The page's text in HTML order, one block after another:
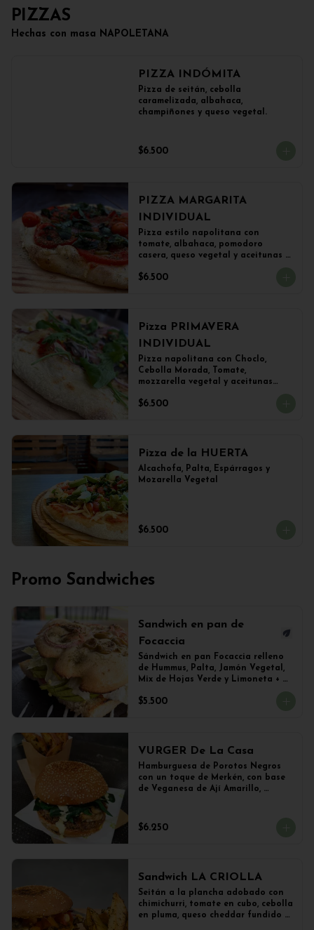
PIZZAS
Hechas con masa NAPOLETANA
PIZZA INDÓMITA
Pizza de seitán, cebolla
caramelizada, albahaca,
champiñones y queso vegetal.
$6.500
PIZZA MARGARITA
INDIVIDUAL
Pizza estilo napolitana con
tomate, albahaca, pomodoro
casera, queso vegetal y aceitunas
$6.500
Pizza PRIMAVERA
INDIVIDUAL
Pizza napolitana con Choclo,
Cebolla Morada, Tomate,
mozzarella vegetal y aceitunas
$6.500
Pizza de la HUERTA
Alcachofa, Palta, Espárragos y
Mozarella Vegetal
$6.500
Promo Sandwiches
Sandwich en pan de
Focaccia
Sándwich en pan Focaccia relleno
de Hummus, Palta, Jamón Vegetal,
Mix de Hojas Verde y Limoneta +
$5.500
VURGER De La Casa
Hamburguesa de Porotos Negros
con un toque de Merkén, con base
de Veganesa de Ají Amarillo,
salteados con cebolla
caramelizada y lechuga con
$6.250
Sandwich LA CRIOLLA
Seitán a la plancha adobado con
chimichurri, tomate en cubo, cebolla
en pluma, queso cheddar fundido y